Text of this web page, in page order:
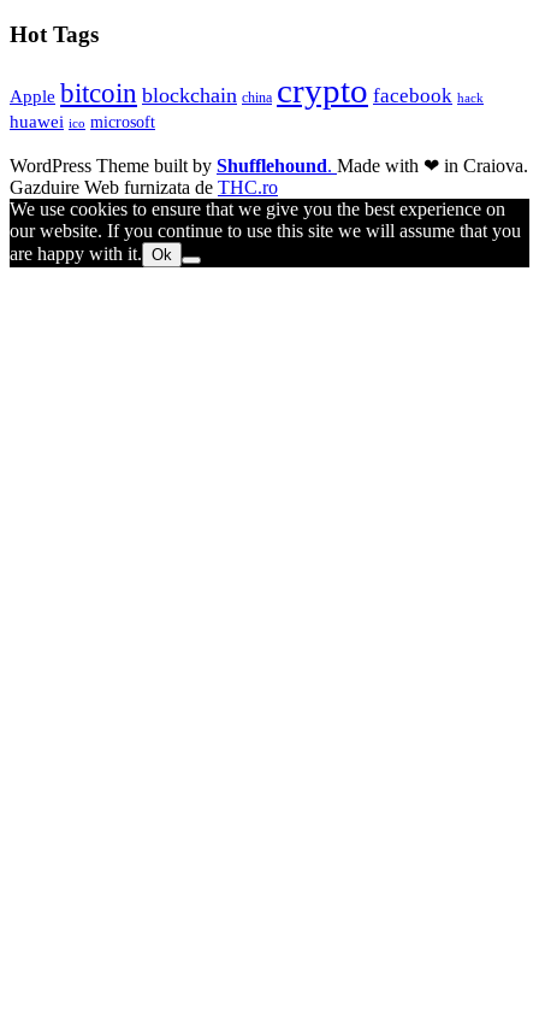
Hot Tags
Apple bitcoin blockchain china crypto facebook hack
huawei ico microsoft
WordPress Theme built by Shufflehound. Made with ❤ in Craiova.
Gazduire Web furnizata de THC.ro
We use cookies to ensure that we give you the best experience on
our website. If you continue to use this site we will assume that you
are happy with it. Ok